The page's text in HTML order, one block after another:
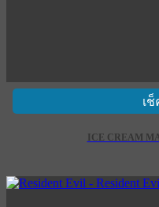
เ
ICE CREAM